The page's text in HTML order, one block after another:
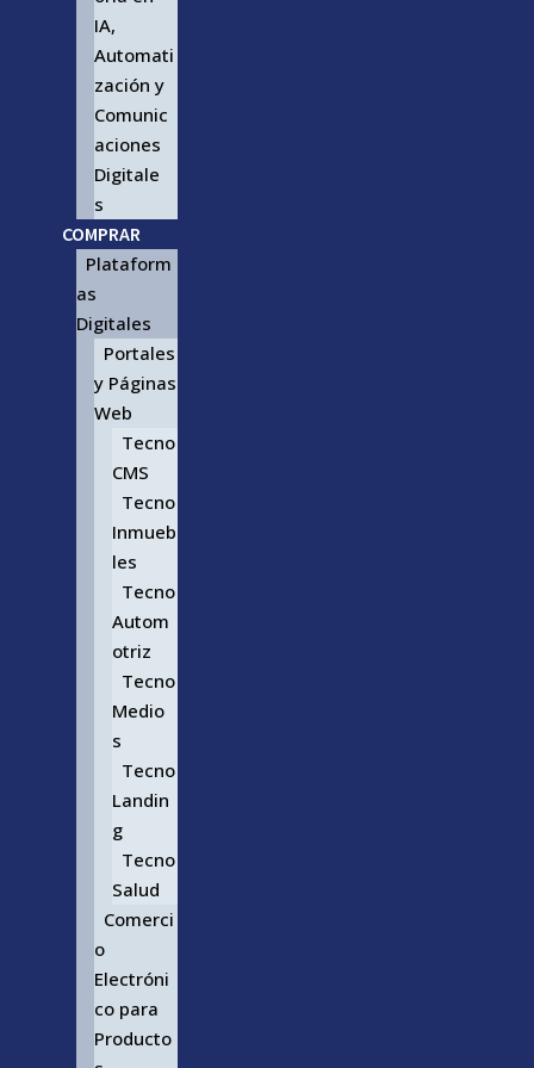
IA,
Automati
zación y
Comunic
aciones
Digitale
s
COMPRAR
Plataform
as
Digitales
Portales
y Páginas
Web
Tecno
CMS
Tecno
Inmueb
les
Tecno
Autom
otriz
Tecno
Medio
s
Tecno
Landin
g
Tecno
Salud
Comerci
o
Electróni
co para
Producto